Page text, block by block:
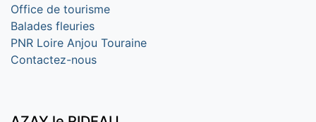
Office de tourisme
Balades fleuries
PNR Loire Anjou Touraine
Contactez-nous